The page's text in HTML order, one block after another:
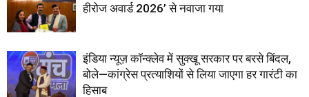
हीरोज अवार्ड 2026’ से नवाजा गया
इंडिया न्यूज़ कॉन्क्लेव में सुक्खू सरकार पर बरसे बिंदल,
बोले—कांग्रेस प्रत्याशियों से लिया जाएगा हर गारंटी का
हिसाब